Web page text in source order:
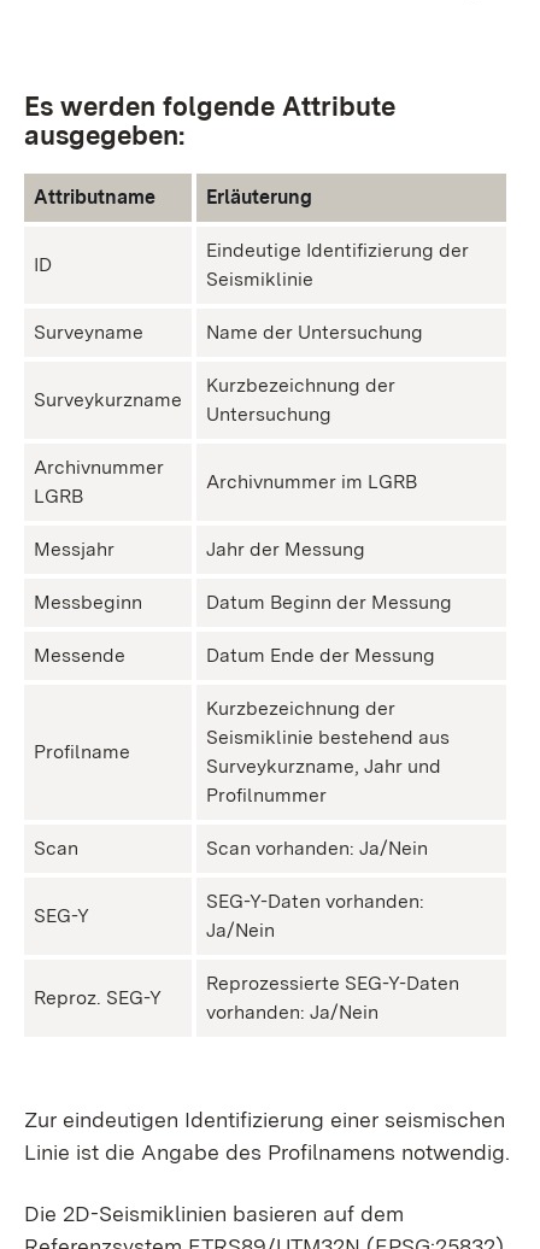
Es werden folgende Attribute
ausgegeben:
Attributname Erläuterung
ID
Eindeutige Identifizierung der
Seismiklinie
Surveyname Name der Untersuchung
Surveykurzname
Kurzbezeichnung der
Untersuchung
Archivnummer
LGRB
Archivnummer im LGRB
Messjahr Jahr der Messung
Messbeginn Datum Beginn der Messung
Messende Datum Ende der Messung
Profilname
Kurzbezeichnung der
Seismiklinie bestehend aus
Surveykurzname, Jahr und
Profilnummer
Scan Scan vorhanden: Ja/Nein
SEG-Y
SEG-Y-Daten vorhanden:
Ja/Nein
Reproz. SEG-Y
Reprozessierte SEG-Y-Daten
vorhanden: Ja/Nein
Zur eindeutigen Identifizierung einer seismischen
Linie ist die Angabe des Profilnamens notwendig.
Die 2D-Seismiklinien basieren auf dem